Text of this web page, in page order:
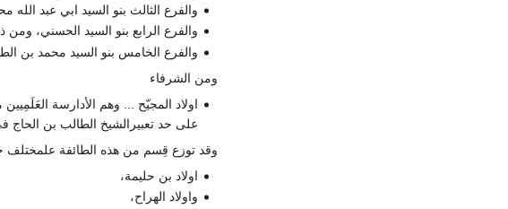
والفرع الثالث بنو السيد ابي عبد الله
والفرع الرابع بنو السيد الحسني،
والفرع الخامس بنو السيد محمد بن
ومن الشرفاء
اولاد المجيّح ... وهم الأدارسة
على حد تعبيرالشيخ الطالب بن
وقد توزع قِسم من هذه الطائفة
اولاد بن حليمة،
واولاد الهراح،